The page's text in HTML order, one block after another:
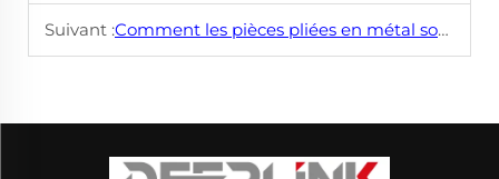
Suivant :Comment les pièces pliées en métal sont-elles adaptées à des besoins spécifiques ?